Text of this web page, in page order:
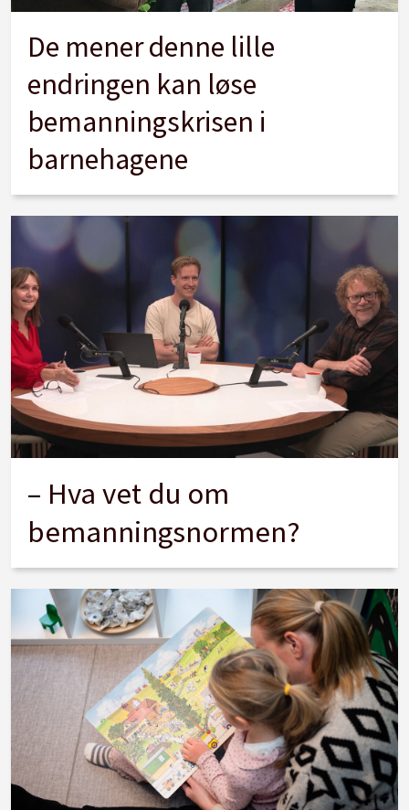
De mener denne lille
endringen kan løse
bemanningskrisen i
barnehagene
– Hva vet du om
bemanningsnormen?